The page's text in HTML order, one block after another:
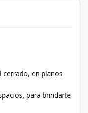
cerrado, en planos
para brindarte